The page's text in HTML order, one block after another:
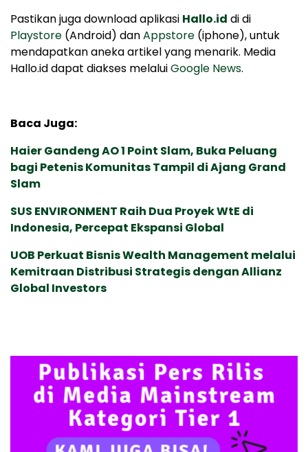
Pastikan juga download aplikasi Hallo.id di di
Playstore (Android) danAppstore (iphone), untuk
mendapatkan aneka artikel yang menarik. Media
Hallo.id dapat diakses melaluiGoogle News.
Baca Juga:
Haier Gandeng AO 1 Point Slam, Buka Peluang
bagi Petenis Komunitas Tampil di Ajang Grand
Slam
SUS ENVIRONMENT Raih Dua Proyek WtE di
Indonesia, Percepat Ekspansi Global
UOB Perkuat Bisnis Wealth Management melalui
Kemitraan Distribusi Strategis dengan Allianz
Global Investors